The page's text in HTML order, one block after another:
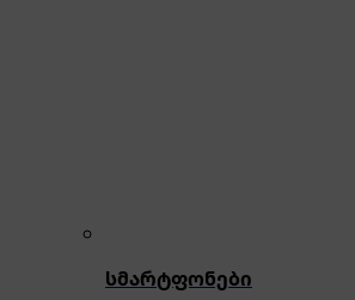
სმარტფონები